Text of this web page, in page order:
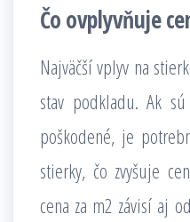
Čo ovplyvňuje
Najväčší vplyv na
stav podkladu. Ak
poškodené, je
stierky, čo zvyšuje
cena za m2 závisí aj